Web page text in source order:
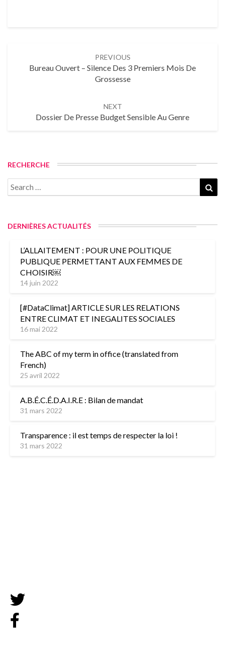
PREVIOUS
Bureau Ouvert – Silence Des 3 Premiers Mois De
Grossesse
NEXT
Dossier De Presse Budget Sensible Au Genre
RECHERCHE
DERNIÈRES ACTUALITÉS
L’ALLAITEMENT : POUR UNE POLITIQUE
PUBLIQUE PERMETTANT AUX FEMMES DE
CHOISIR￼
14 juin 2022
[#DataClimat] ARTICLE SUR LES RELATIONS
ENTRE CLIMAT ET INEGALITES SOCIALES
16 mai 2022
The ABC of my term in office (translated from
French)
25 avril 2022
A.B.É.C.É.D.A.I.R.E : Bilan de mandat
31 mars 2022
Transparence : il est temps de respecter la loi !
31 mars 2022